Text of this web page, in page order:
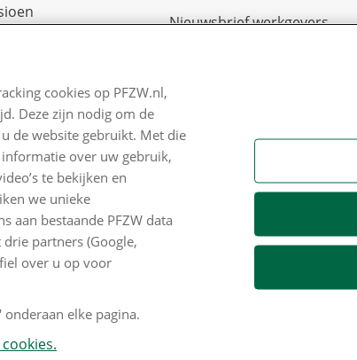
de pers
Dichtbij
bij PFZW
disclosure
toegankelijkheid
Nieuwsbrief werkgevers
Privacy en cookies
cookies op PFZW.nl,
Deze zijn nodig om de
de website gebruikt. Met die
over uw gebruik,
te bekijken en
we unieke
aan bestaande PFZW data
partners (Google,
over u op voor
elke pagina.